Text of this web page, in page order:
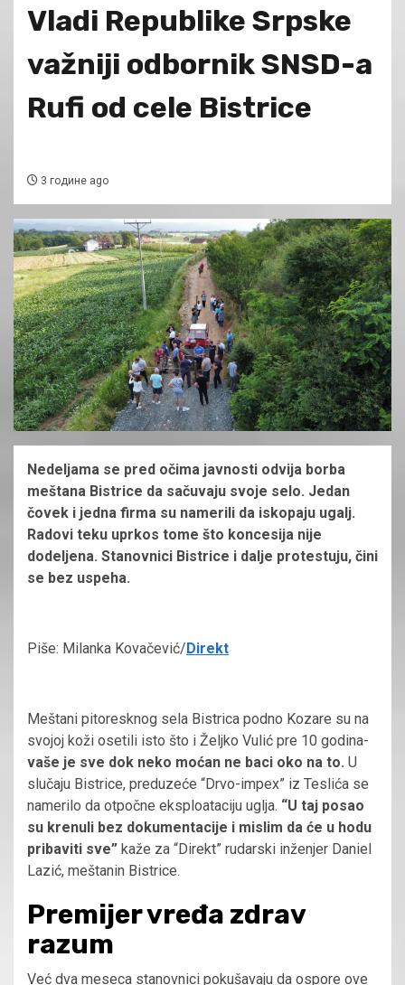
Vladi Republike Srpske
važniji odbornik SNSD-a
Rufi od cele Bistrice
3 године ago
Nedeljama se pred očima javnosti odvija borba
meštana Bistrice da sačuvaju svoje selo. Jedan
čovek i jedna firma su namerili da iskopaju ugalj.
Radovi teku uprkos tome što koncesija nije
dodeljena. Stanovnici Bistrice i dalje protestuju, čini
se bez uspeha.
Piše: Milanka Kovačević/Direkt
Meštani pitoresknog sela Bistrica podno Kozare su na
svojoj koži osetili isto što i Željko Vulić pre 10 godina-
vaše je sve dok neko moćan ne baci oko na to. U
slučaju Bistrice, preduzeće “Drvo-impex” iz Teslića se
namerilo da otpočne eksploataciju uglja. “U taj posao
su krenuli bez dokumentacije i mislim da će u hodu
pribaviti sve” kaže za “Direkt” rudarski inženjer Daniel
Lazić, meštanin Bistrice.
Premijer vređa zdrav
razum
Već dva meseca stanovnici pokušavaju da ospore ove